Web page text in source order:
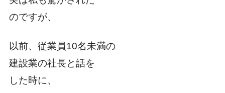
のですが、
以前、従業員10名未満の
建設業の社長と話を
した時に、